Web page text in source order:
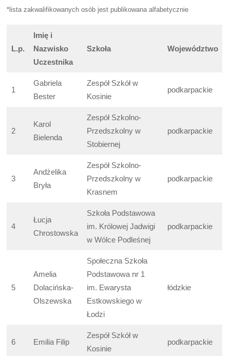
*lista zakwalifikowanych osób jest publikowana alfabetycznie
L.p.
Imię i
Nazwisko
Uczestnika
Szkoła Województwo
1
Gabriela
Bester
Zespół Szkół w
Kosinie
podkarpackie
2
Karol
Bielenda
Zespół Szkolno-
Przedszkolny w
Stobiernej
podkarpackie
3
Andżelika
Bryła
Zespół Szkolno-
Przedszkolny w
Krasnem
podkarpackie
4
Łucja
Chrostowska
Szkoła Podstawowa
im. Królowej Jadwigi
w Wólce Podleśnej
podkarpackie
5
Amelia
Dolacińska-
Olszewska
Społeczna Szkoła
Podstawowa nr 1
im. Ewarysta
Estkowskiego w
Łodzi
łódzkie
6 Emilia Filip
Zespół Szkół w
Kosinie
podkarpackie